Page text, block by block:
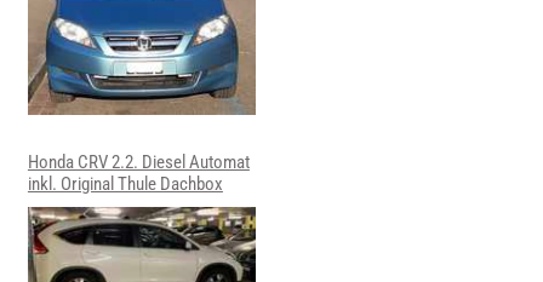
Honda CRV 2.2. Diesel Automat
inkl. Original Thule Dachbox